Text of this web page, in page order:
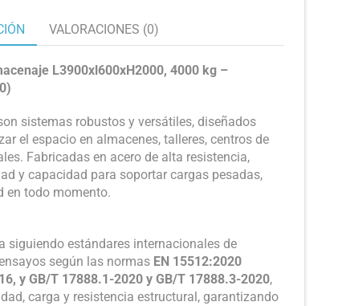
VALORACIONES (0)
L3900xl600xH2000, 4000 kg –
sistemas robustos y versátiles, diseñados
el espacio en almacenes, talleres, centros de
Fabricadas en acero de alta resistencia,
y capacidad para soportar cargas pesadas,
en todo momento.
siguiendo estándares internacionales de
según las normas EN 15512:2020
y GB/T 17888.1-2020 y GB/T 17888.3-2020,
carga y resistencia estructural, garantizando